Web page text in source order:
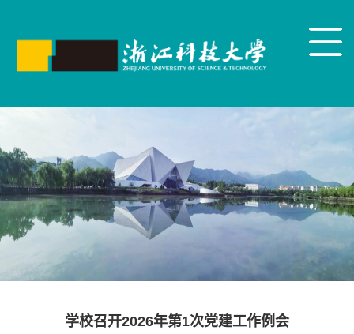
学校召开2026年第1次党建工作例会